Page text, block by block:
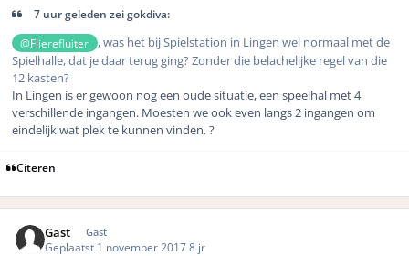
7 uur geleden zei gokdiva:
@Flierefluiter
, was het bij Spielstation in Lingen wel normaal met de
Spielhalle, dat je daar terug ging? Zonder die belachelijke regel van die
12 kasten?
In Lingen is er gewoon nog een oude situatie, een speelhal met 4
verschillende ingangen. Moesten we ook even langs 2 ingangen om
eindelijk wat plek te kunnen vinden. ?
Citeren
Gast Gast
Geplaatst 1 november 20178 jr